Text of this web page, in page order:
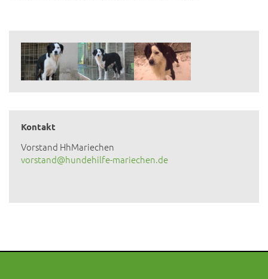
Kontakt
Vorstand HhMariechen
vorstand@hundehilfe-mariechen.de